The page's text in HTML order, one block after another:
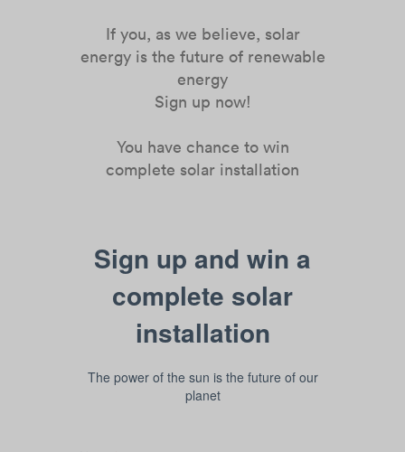
If you, as we believe, solar
energy is the future of renewable
energy
Sign up now!
You have chance to win
complete solar installation